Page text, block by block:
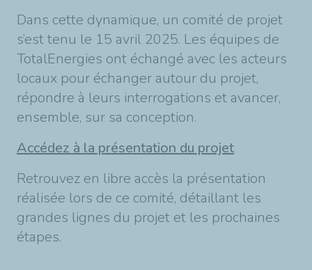
Dans cette dynamique, un comité de projet
s’est tenu le 15 avril 2025. Les équipes de
TotalEnergies ont échangé avec les acteurs
locaux pour échanger autour du projet,
répondre à leurs interrogations et avancer,
ensemble, sur sa conception.
Accédez à la présentation du projet
Retrouvez en libre accès la présentation
réalisée lors de ce comité, détaillant les
grandes lignes du projet et les prochaines
étapes.